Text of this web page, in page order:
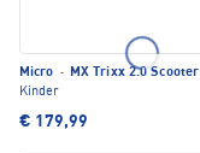
Micro · MX Trixx 2.0 Scooter
Kinder
€ 179,99